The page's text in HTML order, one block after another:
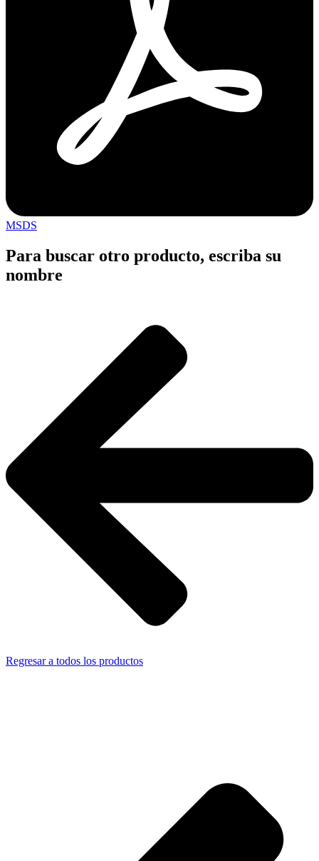
MSDS
Para buscar otro producto, escriba su
nombre
Regresar a todos los productos